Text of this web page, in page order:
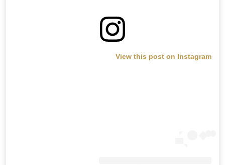
View this post on Instagram